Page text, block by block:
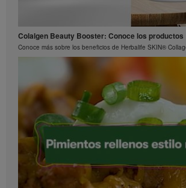
Preguntas frecuentes sobre Bioniq GO: 3
¿Qué hace diferente a Bioniq GO de un multivitamínico
La ciencia detrás de Herbalife24® Rebuild
El rendimiento es una ciencia
Colalgen Beauty Booster: Conoce los productos
Conoce más sobre los beneficios de Herbalife SKIN®